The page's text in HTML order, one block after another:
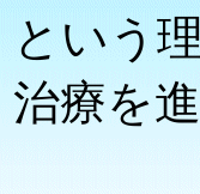
という
治療を